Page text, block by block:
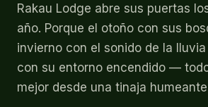
Rakau Lodge abre sus puertas
año. Porque el otoño con sus
invierno con el sonido de la
con su entorno encendido —
mejor desde una tinaja